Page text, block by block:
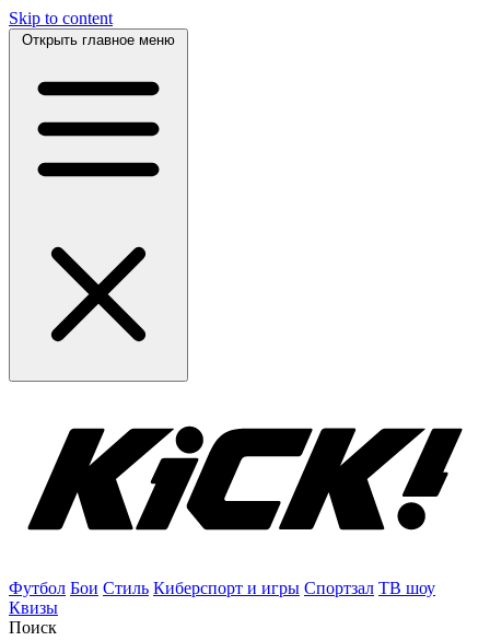
Skip to content
Открыть главное меню
Футбол Бои Стиль Киберспорт и игры Спортзал ТВ шоу
Квизы
Поиск